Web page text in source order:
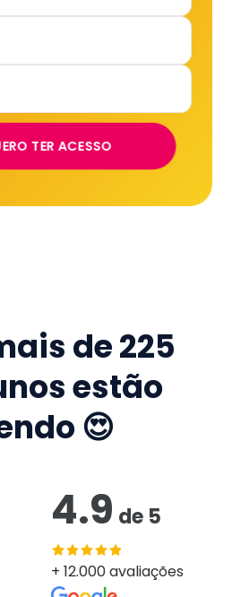
TER ACESSO
de225
estão
😍
4.9 de 5
+ 12.000 avaliações